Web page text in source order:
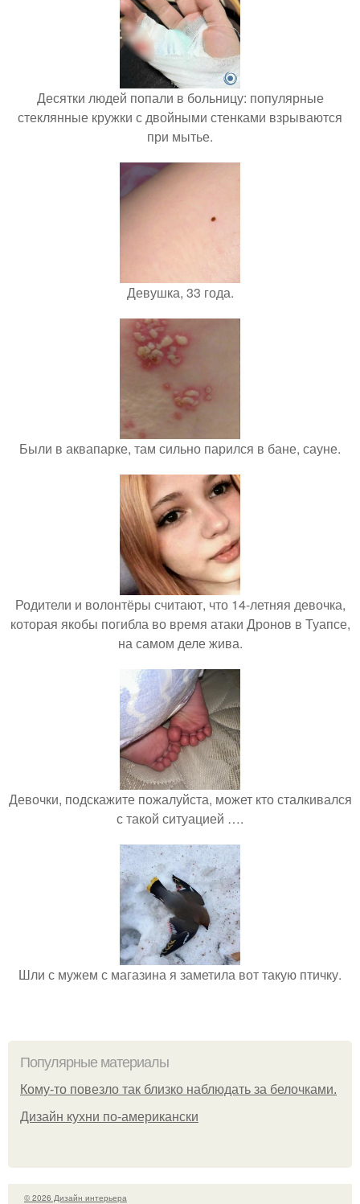
Десятки людей попали в больницу: популярные
стеклянные кружки с двойными стенками взрываются
при мытье.
Девушка, 33 года.
Были в аквапарке, там сильно парился в бане, сауне.
Родители и волонтёры считают, что 14-летняя девочка,
которая якобы погибла во время атаки Дронов в Туапсе,
на самом деле жива.
Девочки, подскажите пожалуйста, может кто сталкивался
с такой ситуацией ….
Шли с мужем с магазина я заметила вот такую птичку.
Популярные материалы
Кому-то повезло так близко наблюдать за белочками.
Дизайн кухни по-американски
© 2026 Дизайн интерьера